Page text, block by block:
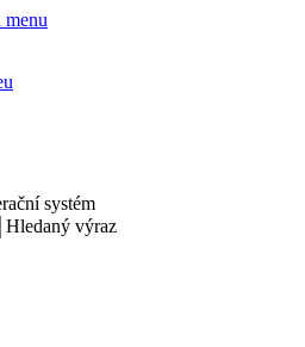
menu
Hledaný výraz